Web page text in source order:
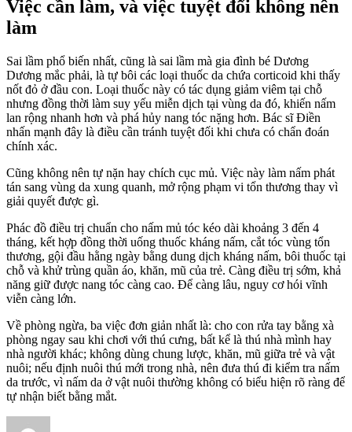
Việc cần làm, và việc tuyệt đối không nên
làm
Sai lầm phổ biến nhất, cũng là sai lầm mà gia đình bé Dương
Dương mắc phải, là tự bôi các loại thuốc da chứa corticoid khi thấy
nốt đỏ ở đầu con. Loại thuốc này có tác dụng giảm viêm tại chỗ
nhưng đồng thời làm suy yếu miễn dịch tại vùng da đó, khiến nấm
lan rộng nhanh hơn và phá hủy nang tóc nặng hơn. Bác sĩ Điền
nhấn mạnh đây là điều cần tránh tuyệt đối khi chưa có chẩn đoán
chính xác.
Cũng không nên tự nặn hay chích cục mủ. Việc này làm nấm phát
tán sang vùng da xung quanh, mở rộng phạm vi tổn thương thay vì
giải quyết được gì.
Phác đồ điều trị chuẩn cho nấm mủ tóc kéo dài khoảng 3 đến 4
tháng, kết hợp đồng thời uống thuốc kháng nấm, cắt tóc vùng tổn
thương, gội đầu hằng ngày bằng dung dịch kháng nấm, bôi thuốc tại
chỗ và khử trùng quần áo, khăn, mũ của trẻ. Càng điều trị sớm, khả
năng giữ được nang tóc càng cao. Để càng lâu, nguy cơ hói vĩnh
viễn càng lớn.
Về phòng ngừa, ba việc đơn giản nhất là: cho con rửa tay bằng xà
phòng ngay sau khi chơi với thú cưng, bất kể là thú nhà mình hay
nhà người khác; không dùng chung lược, khăn, mũ giữa trẻ và vật
nuôi; nếu định nuôi thú mới trong nhà, nên đưa thú đi kiểm tra nấm
da trước, vì nấm da ở vật nuôi thường không có biểu hiện rõ ràng để
tự nhận biết bằng mắt.